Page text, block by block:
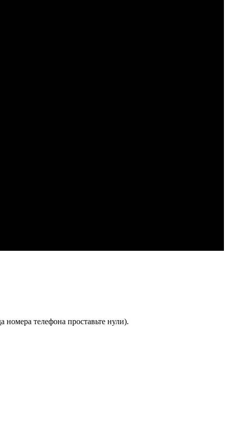
телефона проставьте нули).